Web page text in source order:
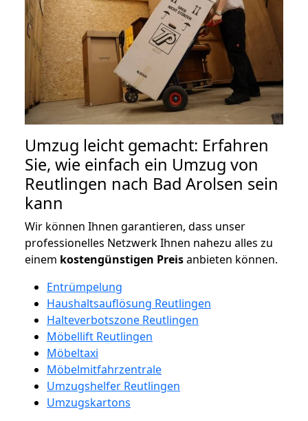
Umzug leicht gemacht: Erfahren
Sie, wie einfach ein Umzug von
Reutlingen nach Bad Arolsen sein
kann
Wir können Ihnen garantieren, dass unser
professionelles Netzwerk Ihnen nahezu alles zu
einem kostengünstigen Preisanbieten können.
Entrümpelung
Haushaltsauflösung Reutlingen
Halteverbotszone Reutlingen
Möbellift Reutlingen
Möbeltaxi
Möbelmitfahrzentrale
Umzugshelfer Reutlingen
Umzugskartons